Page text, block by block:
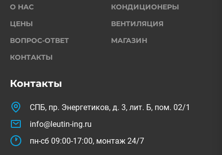
Контакты
СПБ, пр. Энергетиков, д. 3, лит. Б, пом. 02/1
info@leutin-ing.ru
пн-сб 09:00-17:00, монтаж 24/7
О НАС
ЦЕНЫ
ВОПРОС-ОТВЕТ
КОНТАКТЫ
КОНДИЦИОНЕРЫ
ВЕНТИЛЯЦИЯ
МАГАЗИН